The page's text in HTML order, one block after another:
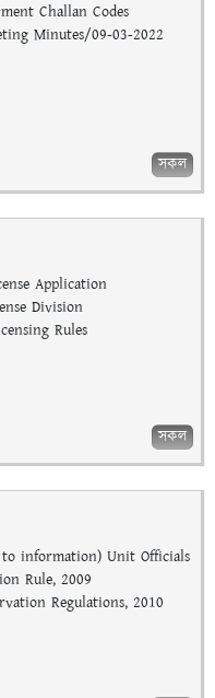
Challan Codes
Minutes/09-03-2022
সকল
Application
Division
Rules
সকল
information) Unit Officials
Rule, 2009
Regulations, 2010